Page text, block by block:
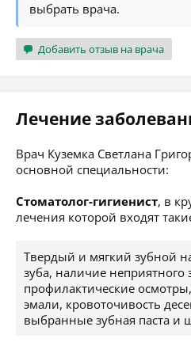
выбрать врача.
Добавить отзыв на врача
Лечение
Врач Куземка Светлана
основной специальности:
Стоматолог-гигиенист, в
лечения которой входят
Твердый и мягкий зубной
зуба, наличие неприятного
профилактические
эмали, кровоточивость
выбранные зубная паста и